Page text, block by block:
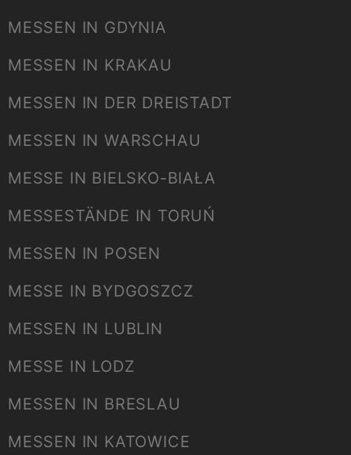
MESSEN IN GDYNIA
MESSEN IN KRAKAU
MESSEN IN DER DREISTADT
MESSEN IN WARSCHAU
MESSE IN BIELSKO-BIAŁA
MESSESTÄNDE IN TORUŃ
MESSEN IN POSEN
MESSE IN BYDGOSZCZ
MESSEN IN LUBLIN
MESSE IN LODZ
MESSEN IN BRESLAU
MESSEN IN KATOWICE